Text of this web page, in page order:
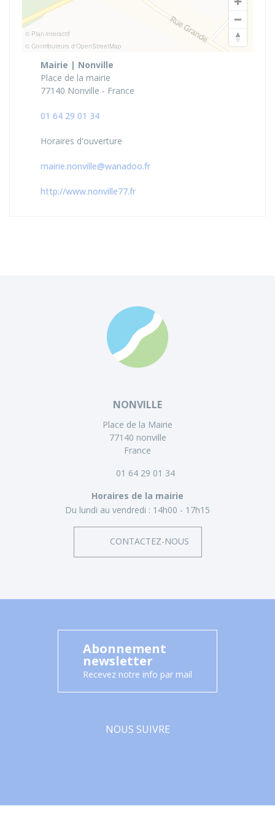
© Plan-interactif
© Contributeurs d'OpenStreetMap
Mairie | Nonville
Place de la mairie
77140 Nonville - France
01 64 29 01 34
Horaires d'ouverture
mairie.nonville@wanadoo.fr
http://www.nonville77.fr
NONVILLE
Place de la Mairie
77140 nonville
France
01 64 29 01 34
Horaires de la mairie
Du lundi au vendredi : 14h00 - 17h15
CONTACTEZ-NOUS
Abonnement
newsletter
Recevez notre info par mail
NOUS SUIVRE